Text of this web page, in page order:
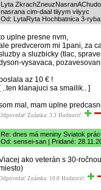
Lyta
nasrana cim-daal tiiyym viiyyc
Od: LytaRyta Hochbatnica 3-
uplne presne nvm,
predvcerom mi 1pani, za
a sluzbicky (tlac,
vysavaca,
az 10 € !
[ ..ten klanajuci sa smailik.. ]
mal, mam uplne
Známka: 3.3 Hodnotiť:
Re: dnes má meniny Sviatok
Od: sensei-san | Pridané:
ako veterán s 30-
Známka: 10.0 Hodnotiť: